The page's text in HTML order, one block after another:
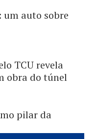
um auto sobre
TCU revela
obra do túnel
pilar da